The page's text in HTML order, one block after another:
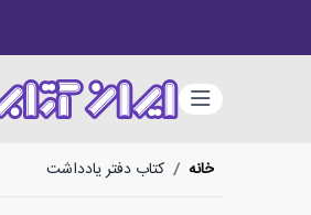
دسته‌بندی
خانه / کتاب دفتر یادداشت